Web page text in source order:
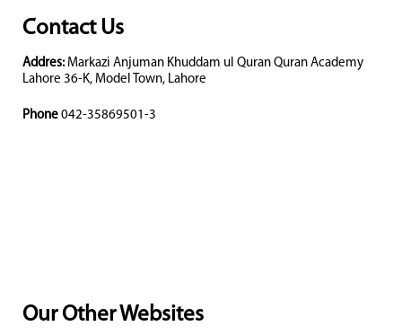
Contact Us
Addres: Markazi Anjuman Khuddam ul Quran Quran Academy
Lahore 36-K, Model Town, Lahore
Phone 042-35869501-3
Our Other Websites